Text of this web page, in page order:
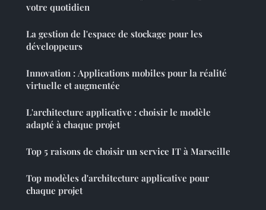
votre quotidien
La gestion de l'espace de stockage pour les
développeurs
Innovation : Applications mobiles pour la réalité
virtuelle et augmentée
L'architecture applicative : choisir le modèle
adapté à chaque projet
Top 5 raisons de choisir un service IT à Marseille
Top modèles d'architecture applicative pour
chaque projet